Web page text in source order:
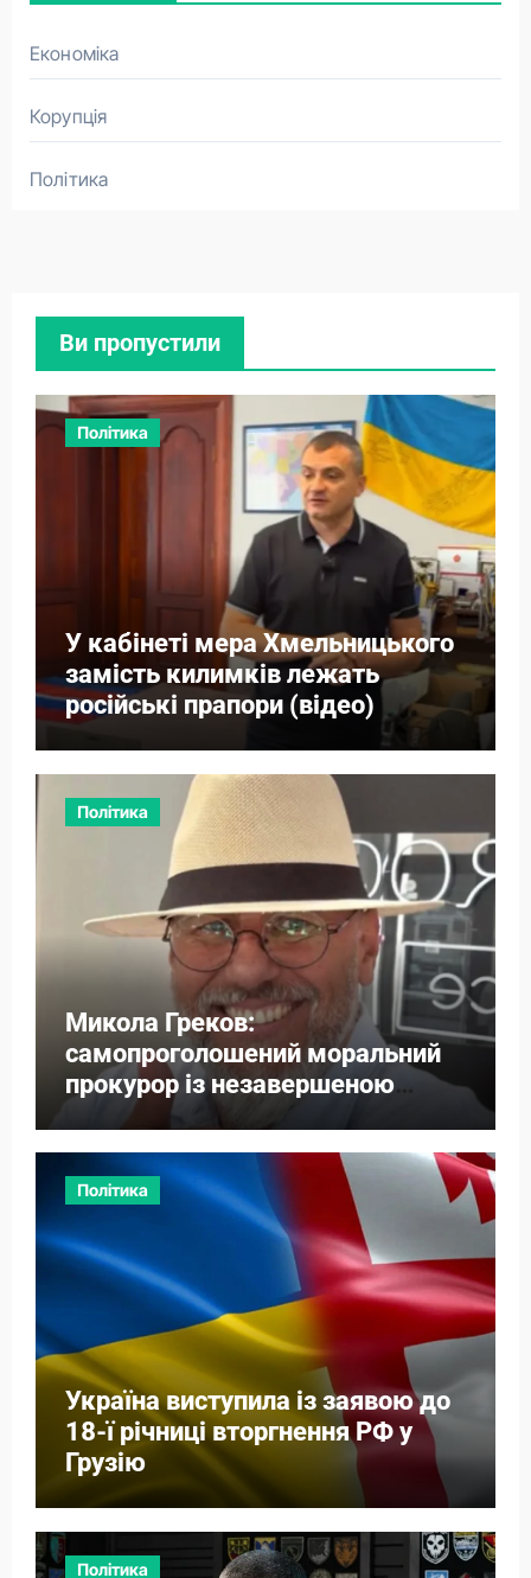
Економіка
Корупція
Політика
Ви пропустили
Політика
У кабінеті мера Хмельницького
замість килимків лежать
російські прапори (відео)
Політика
Микола Греков:
самопроголошений моральний
прокурор із незавершеною
власною справою
Політика
Україна виступила із заявою до
18-ї річниці вторгнення РФ у
Грузію
Політика